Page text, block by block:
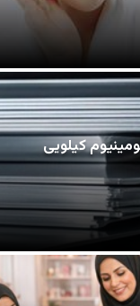
کیلویی